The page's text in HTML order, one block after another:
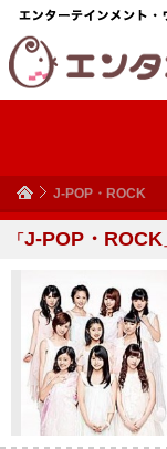
J-POP・ROCK
「J-POP・ROCK